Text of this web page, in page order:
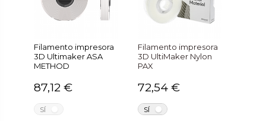
Filamento impresora
3D Ultimaker ASA
METHOD
87,12 €
SÍ
Filamento impresora
3D UltiMaker Nylon
PAX
72,54 €
SÍ